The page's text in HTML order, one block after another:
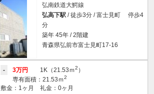
弘南鉄道大鰐線
弘高下駅 / 徒歩3分 / 富士見町 停歩4
分
築年 45年 / 2階建
青森県弘前市富士見町17-16
- 3万円 1K（21.53ｍ2 ）
専有面積：21.53ｍ2
敷金：1ヶ月 礼金：0ヶ月